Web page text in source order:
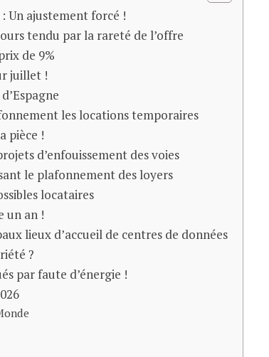
Un ajustement forcé !
tendu par la rareté de l’offre
de 9%
juillet !
les locations temporaires
pièce !
d’enfouissement des voies
le plafonnement des loyers
locataires
un an !
lieux d’accueil de centres de données
?
par faute d’énergie !